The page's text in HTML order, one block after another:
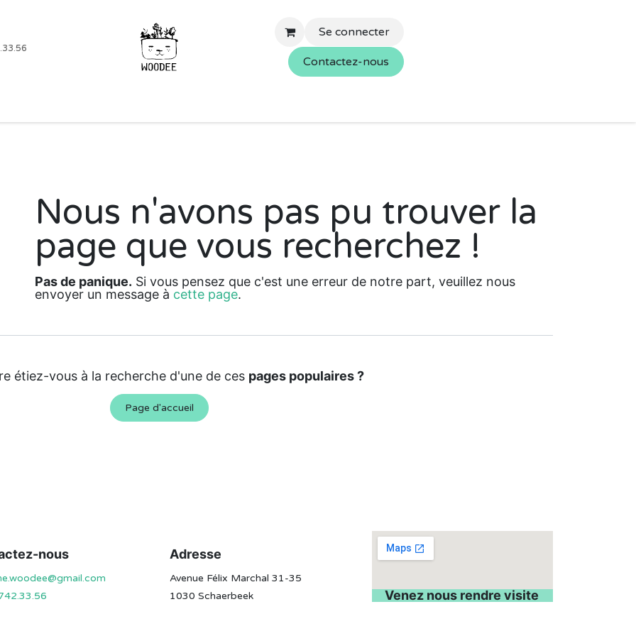
Se connecter
Contactez-nous
Erreur 404
Nous n'avons pas pu trouver la
page que vous recherchez !
Pas de panique. Si vous pensez que c'est une erreur de notre part, veuillez nous
envoyer un message à cette page.
étiez-vous à la recherche d'une de ces pages populaires ?
Page d'accueil
nous Adresse
Avenue Félix Marchal 31-35
1030 Schaerbeek
Venez nous rendre visite